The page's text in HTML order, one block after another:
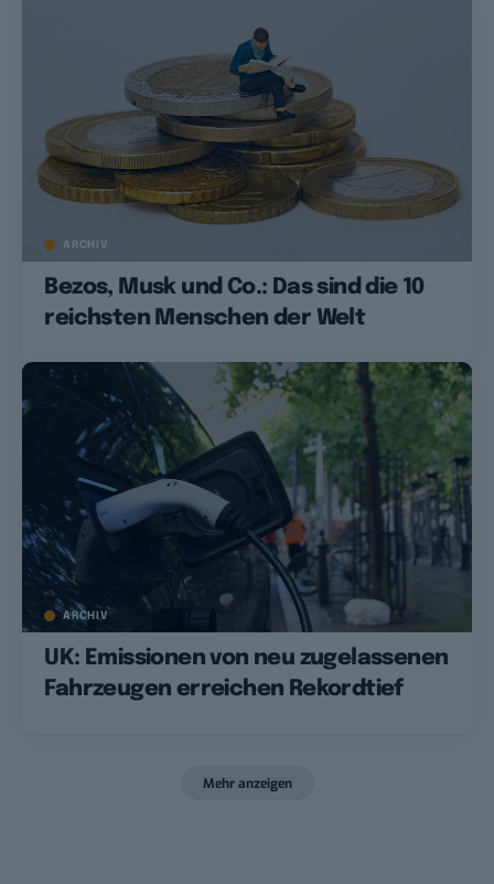
ARCHIV
Bezos, Musk und Co.: Das sind die 10
reichsten Menschen der Welt
ARCHIV
UK: Emissionen von neu zugelassenen
Fahrzeugen erreichen Rekordtief
Mehr anzeigen